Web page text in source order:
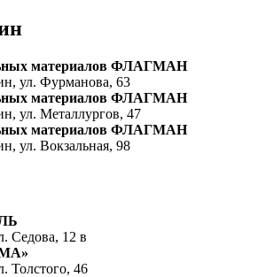
материалов ФЛАГМАН
ул. Фурманова, 63
материалов ФЛАГМАН
ул. Металлургов, 47
материалов ФЛАГМАН
ул. Вокзальная, 98
Седова, 12 в
Толстого, 46